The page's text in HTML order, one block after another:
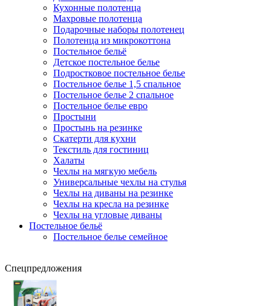
Кухонные полотенца
Махровые полотенца
Подарочные наборы полотенец
Полотенца из микрокоттона
Постельное бельё
Детское постельное белье
Подростковое постельное белье
Постельное белье 1,5 спальное
Постельное белье 2 спальное
Постельное белье евро
Простыни
Простынь на резинке
Скатерти для кухни
Текстиль для гостиниц
Халаты
Чехлы на мягкую мебель
Универсальные чехлы на стулья
Чехлы на диваны на резинке
Чехлы на кресла на резинке
Чехлы на угловые диваны
Постельное бельё
Постельное белье семейное
Спецпредложения